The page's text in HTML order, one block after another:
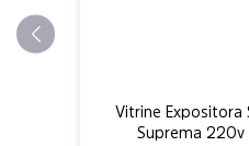
Vitrine Expositora
Suprema 220v